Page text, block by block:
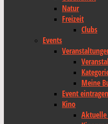
Natur
Freizeit
Clubs
Events
Meine
Event eintragen
Kino